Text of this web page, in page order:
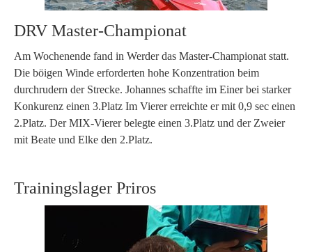
DRV Master-Championat
Am Wochenende fand in Werder das Master-Championat statt.
Die böigen Winde erforderten hohe Konzentration beim
durchrudern der Strecke. Johannes schaffte im Einer bei starker
Konkurenz einen 3.Platz Im Vierer erreichte er mit 0,9 sec einen
2.Platz. Der MIX-Vierer belegte einen 3.Platz und der Zweier
mit Beate und Elke den 2.Platz.
Trainingslager Priros